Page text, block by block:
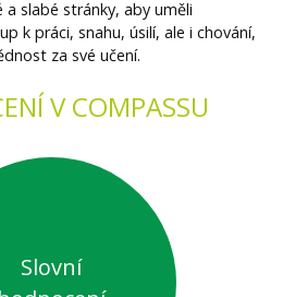
slabé stránky, aby uměli
k práci, snahu, úsilí, ale i chování,
za své učení.
V COMPASSU
Slovní